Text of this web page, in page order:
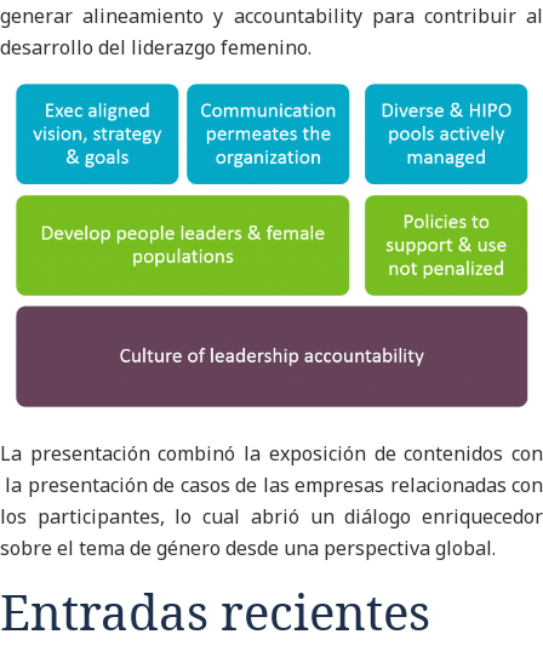
generar alineamiento y accountability para contribuir al
desarrollo del liderazgo femenino.
La presentación combinó la exposición de contenidos con
la presentación de casos de las empresas relacionadas con
los participantes, lo cual abrió un diálogo enriquecedor
sobre el tema de género desde una perspectiva global.
Entradas recientes